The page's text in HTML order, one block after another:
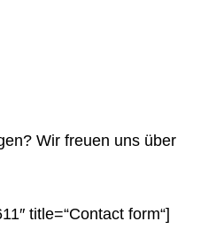
Wir freuen uns über
title=“Contact form“]